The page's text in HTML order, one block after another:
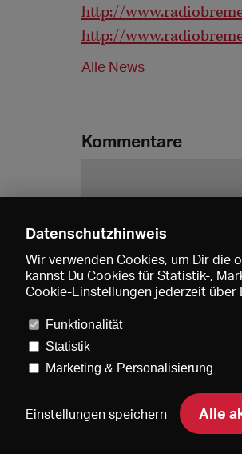
http://
http://
Alle News
Kommentare
Datenschutzhinweis
Wir verwenden Cookies, um Dir die
kannst Du Cookies für Statistik-,
Cookie-Einstellungen jederzeit
Funktionalität
Statistik
Marketing & Personalisierung
Einstellungen speichern Alle